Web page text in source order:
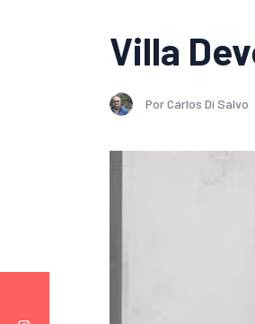
Villa
Por Carlos Di Salvo